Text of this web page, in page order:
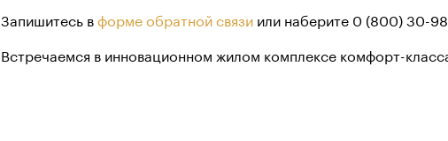
Запишитесь вформе обратной связи или наберите 0 (800) 30-
Встречаемся в инновационном жилом комплексе комфорт-